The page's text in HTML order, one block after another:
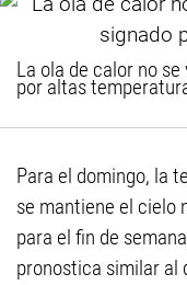
La ola de calor no
por altas
Para el domingo, la
se mantiene el cielo
para el fin de
pronostica similar al